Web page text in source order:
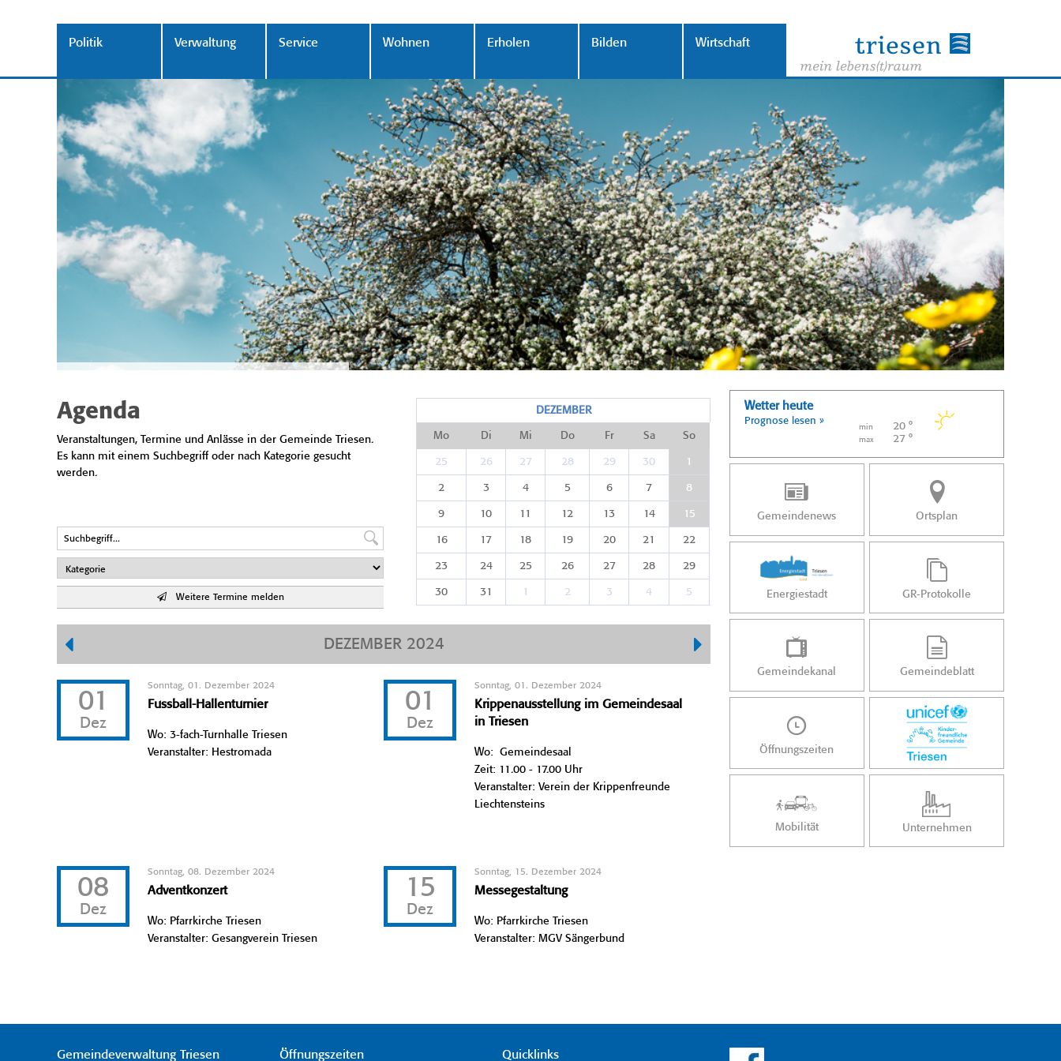
Politik Verwaltung Service Wohnen Erholen Bilden Wirtschaft
Agenda
Veranstaltungen, Termine und Anlässe in der Gemeinde Triesen.
Es kann mit einem Suchbegriff oder nach Kategorie gesucht
werden.
Weitere Termine melden
DEZEMBER
Mo Di Mi Do Fr Sa So
25 26 27 28 29 30 1
2 3 4 5 6 7 8
9 10 11 12 13 14 15
16 17 18 19 20 21 22
23 24 25 26 27 28 29
30 31 1 2 3 4 5
DEZEMBER 2024
01
Dez
Sonntag, 01. Dezember 2024
Fussball-Hallenturnier
Wo: 3-fach-Turnhalle Triesen
Veranstalter: Hestromada
01
Dez
Sonntag, 01. Dezember 2024
Krippenausstellung im Gemeindesaal
in Triesen
Wo: Gemeindesaal
Zeit: 11.00 - 17.00 Uhr
Veranstalter: Verein der Krippenfreunde
Liechtensteins
08
Dez
Sonntag, 08. Dezember 2024
Adventkonzert
Wo: Pfarrkirche Triesen
Veranstalter: Gesangverein Triesen
15
Dez
Sonntag, 15. Dezember 2024
Messegestaltung
Wo: Pfarrkirche Triesen
Veranstalter: MGV Sängerbund
Wetter heute
Prognose lesen »
min 20 °
max 27 °
Gemeindenews Ortsplan
Energiestadt GR-Protokolle
Gemeindekanal Gemeindeblatt
Öffnungszeiten
Mobilität Unternehmen
Gemeindeverwaltung Triesen Öffnungszeiten Quicklinks